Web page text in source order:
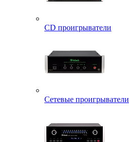
CD проигрыватели
Сетевые проигрыватели